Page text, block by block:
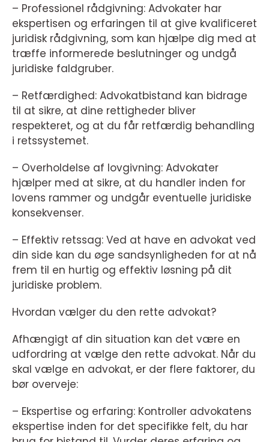
– Professionel rådgivning: Advokater har
ekspertisen og erfaringen til at give kvalificeret
juridisk rådgivning, som kan hjælpe dig med at
træffe informerede beslutninger og undgå
juridiske faldgruber.
– Retfærdighed: Advokatbistand kan bidrage
til at sikre, at dine rettigheder bliver
respekteret, og at du får retfærdig behandling
i retssystemet.
– Overholdelse af lovgivning: Advokater
hjælper med at sikre, at du handler inden for
lovens rammer og undgår eventuelle juridiske
konsekvenser.
– Effektiv retssag: Ved at have en advokat ved
din side kan du øge sandsynligheden for at nå
frem til en hurtig og effektiv løsning på dit
juridiske problem.
Hvordan vælger du den rette advokat?
Afhængigt af din situation kan det være en
udfordring at vælge den rette advokat. Når du
skal vælge en advokat, er der flere faktorer, du
bør overveje:
– Ekspertise og erfaring: Kontroller advokatens
ekspertise inden for det specifikke felt, du har